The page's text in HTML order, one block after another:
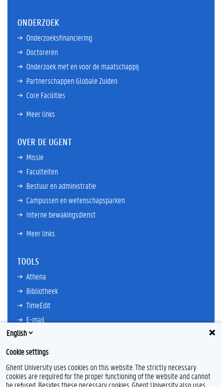
ONDERZOEK
Onderzoeksfinanciering
Doctoreren
Onderzoek met en voor de maatschappij
Partnerschappen Globale Zuiden
Core Facilities
Meer links
OVER DE UGENT
Missie
Faculteiten
Bestuur en administratie
Campussen en wetenschapsparken
Interne bewakingsdienst
Meer links
TOOLS
Athena
Bibliotheek
TimeEdit
E-mail
Ufora
Oasis
Research Explorer
English
Cookie settings
Ghent University uses cookies on this website. The strictly necessary
cookies are required for the proper functioning of the website and cannot
be refused. Besides these necessary cookies, Ghent University also uses